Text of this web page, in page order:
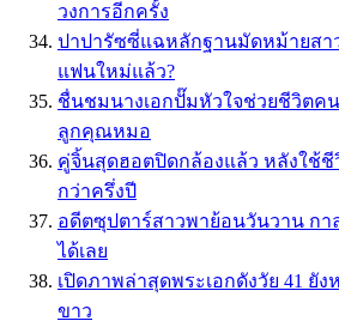
วงการอีกครั้ง
ปาปารัซซี่แฉหลักฐานมัดหม้ายสา
แฟนใหม่แล้ว?
ชื่นชมนางเอกปั๊มหัวใจช่วยชีวิตคน
ลูกคุณหมอ
คู่จิ้นสุดฮอตปิดกล้องแล้ว หลังใช้
กว่าครึ่งปี
อดีตซุปตาร์สาวพาย้อนวันวาน กา
ได้เลย
เปิดภาพล่าสุดพระเอกดังวัย 41 ยัง
ขาว